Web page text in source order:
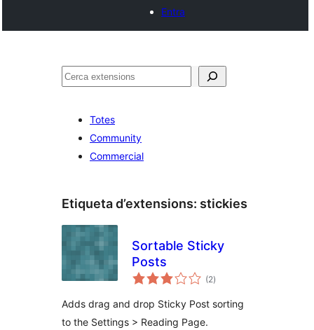
Entra
Cerca
Totes
Community
Commercial
Etiqueta d’extensions: stickies
Sortable Sticky
Posts
(2puntuacions
totals
)
Adds drag and drop Sticky Post sorting
to the Settings > Reading Page.